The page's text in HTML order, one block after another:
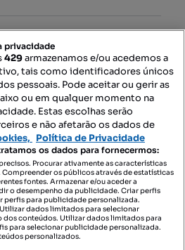
SIGA-NOS:
NA:
privacidade
429armazenamos e/ou acedemos a
tais como identificadores únicos
pessoais. Pode aceitar ou gerir as
ou em qualquer momento na
Estas escolhas serão
e não afetarão os dados de
Política de Privacidade
os dados para fornecermos:
Procurar ativamente as características
os públicos através de estatísticas
fontes. Armazenar e/ou aceder a
o desempenho da publicidade. Criar perfis
perfis para publicidade personalizada.
dados limitados para selecionar
conteúdos. Utilizar dados limitados para
para selecionar publicidade personalizada.
personalizados.